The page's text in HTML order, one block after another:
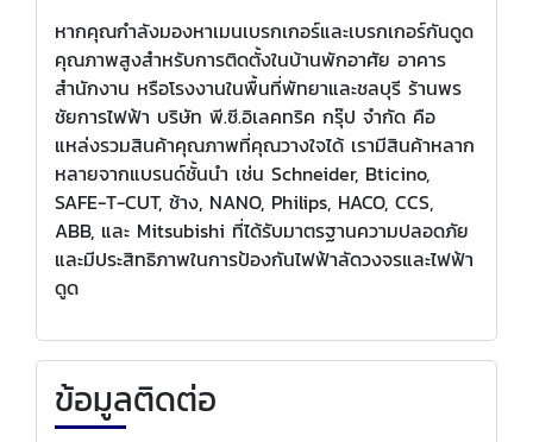
หากคุณกำลังมองหาเมนเบรกเกอร์และเบรกเกอร์กันดูด
คุณภาพสูงสำหรับการติดตั้งในบ้านพักอาศัย อาคาร
สำนักงาน หรือโรงงานในพื้นที่พัทยาและชลบุรี ร้านพร
ชัยการไฟฟ้า บริษัท พี.ซี.อิเลคทริค กรุ๊ป จำกัด คือ
แหล่งรวมสินค้าคุณภาพที่คุณวางใจได้ เรามีสินค้าหลาก
หลายจากแบรนด์ชั้นนำ เช่น Schneider, Bticino,
SAFE-T-CUT, ช้าง, NANO, Philips, HACO, CCS,
ABB, และ Mitsubishi ที่ได้รับมาตรฐานความปลอดภัย
และมีประสิทธิภาพในการป้องกันไฟฟ้าลัดวงจรและไฟฟ้า
ดูด
ข้อมูลติดต่อ